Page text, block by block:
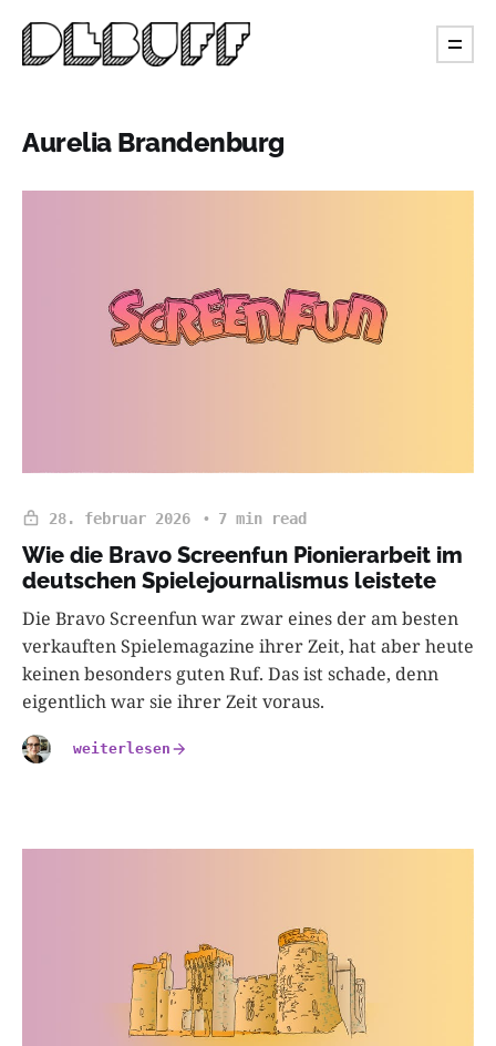
Aurelia Brandenburg
28. februar 2026 7 min read
Wie die Bravo Screenfun Pionierarbeit im
deutschen Spielejournalismus leistete
Die Bravo Screenfun war zwar eines der am besten
verkauften Spielemagazine ihrer Zeit, hat aber heute
keinen besonders guten Ruf. Das ist schade, denn
eigentlich war sie ihrer Zeit voraus.
weiterlesen